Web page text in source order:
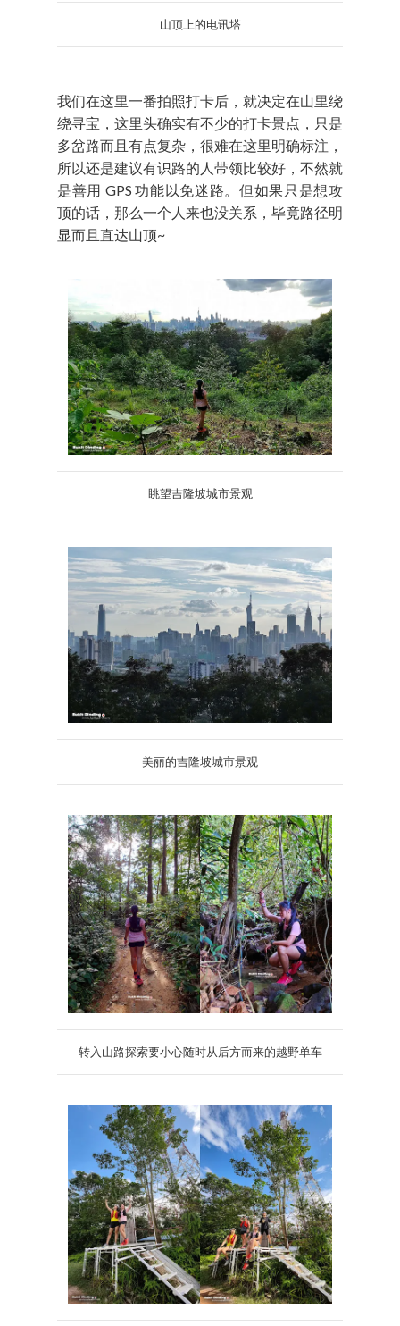
山顶上的电讯塔
我们在这里一番拍照打卡后，就决定在山里绕
绕寻宝，这里头确实有不少的打卡景点，只是
多岔路而且有点复杂，很难在这里明确标注，
所以还是建议有识路的人带领比较好，不然就
是善用 GPS 功能以免迷路。但如果只是想攻
顶的话，那么一个人来也没关系，毕竟路径明
显而且直达山顶~
眺望吉隆坡城市景观
美丽的吉隆坡城市景观
转入山路探索要小心随时从后方而来的越野单车